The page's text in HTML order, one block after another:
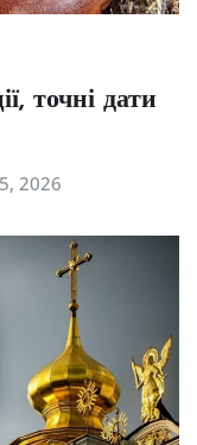
точні дати
2026